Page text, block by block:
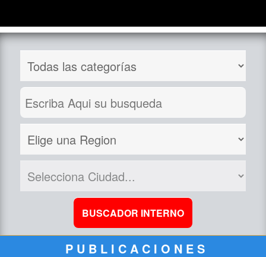
P U B L I C A C I O N E S